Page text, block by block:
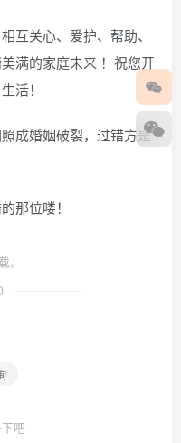
互关心、爱护、帮助、
满的家庭未来 ！祝您开
活！
成婚姻破裂，过错方是
那位喽！
。
吧